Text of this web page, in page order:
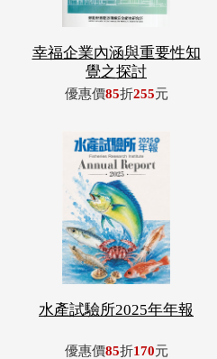
幸福企業內涵與重要性知
覺之探討
優惠價85折255元
水產試驗所2025年年報
優惠價85折170元